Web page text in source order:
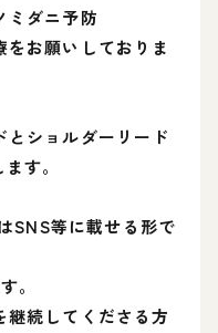
ミダニ予防
をお願いしておりま
ショルダーリード
す。
SNS等に載せる形で
。
継続してくださる方